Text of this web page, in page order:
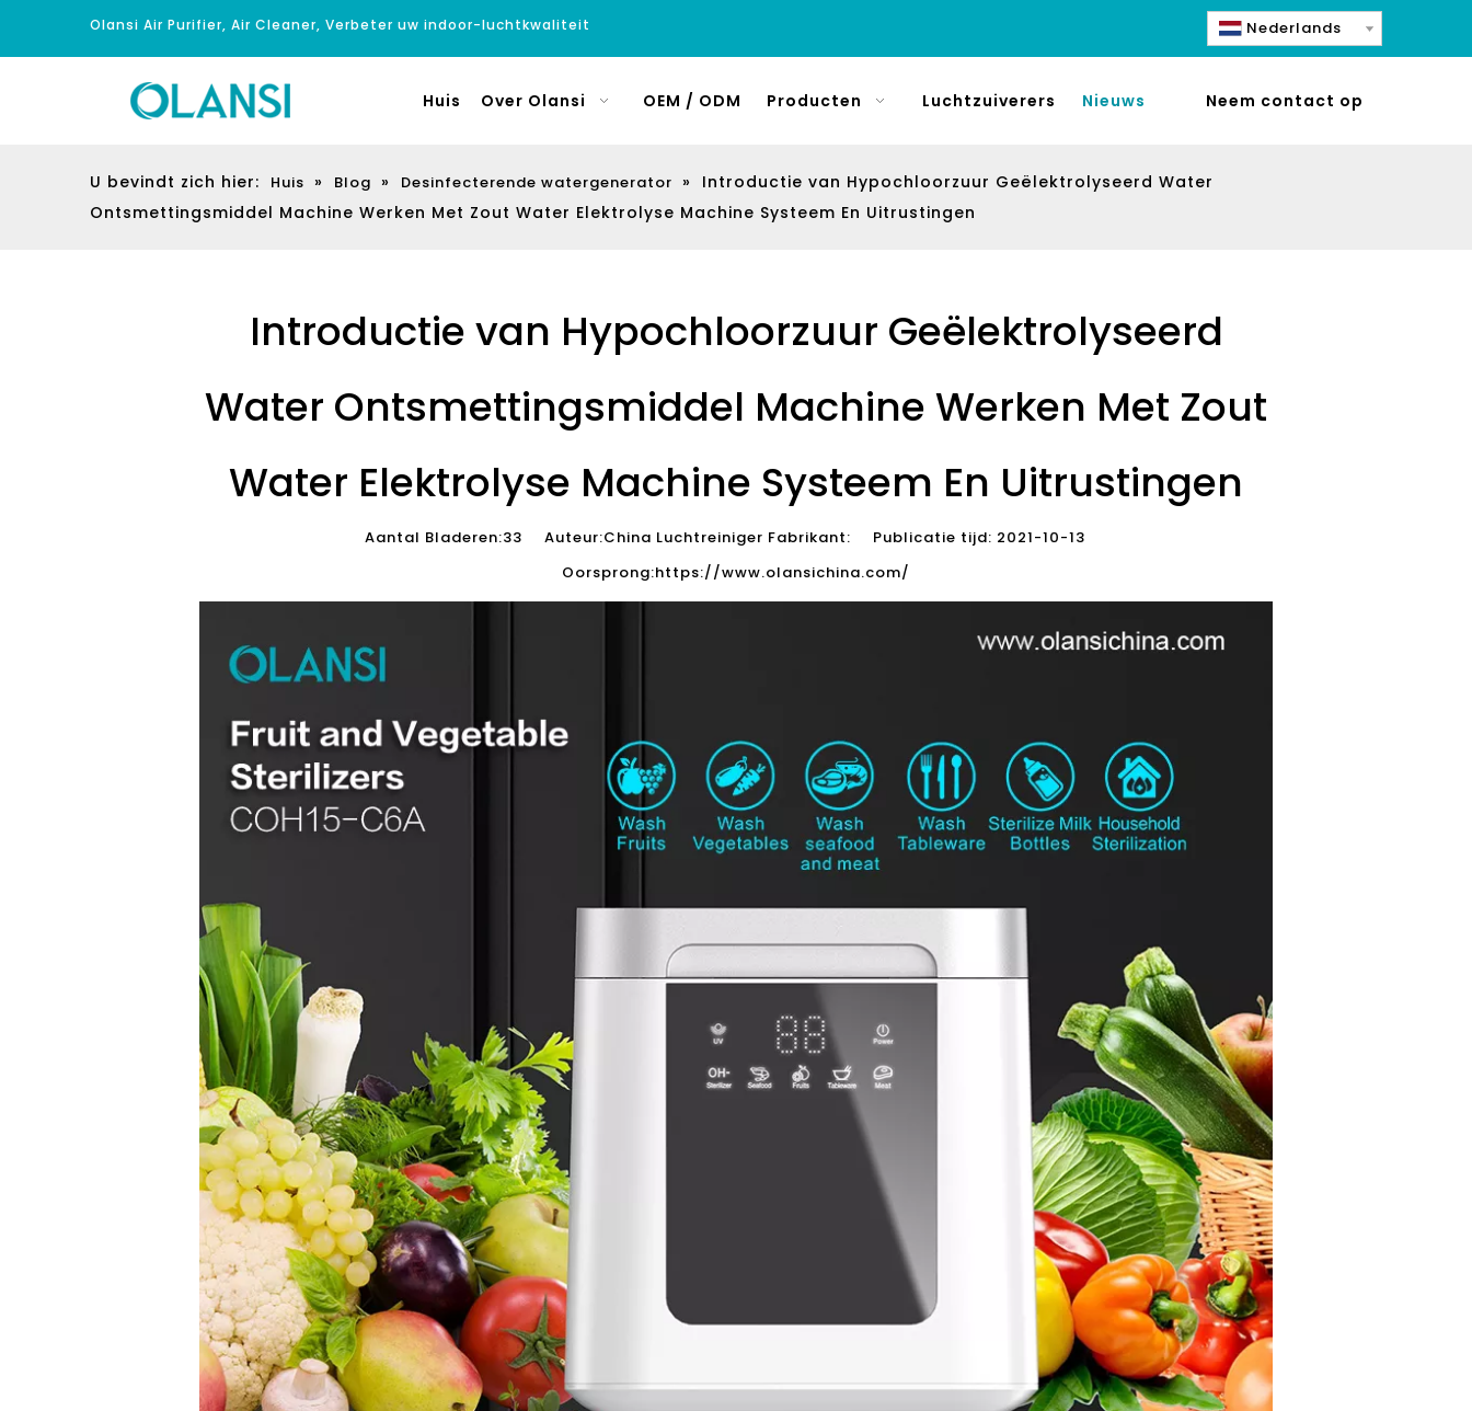
Olansi Air Purifier, Air Cleaner, Verbeter uw indoor-luchtkwaliteit Nederlands
Huis Over Olansi OEM / ODM Producten Luchtzuiverers Nieuws Neem contact op
U bevindt zich hier: Huis » Blog » Desinfecterende watergenerator »
Introductie van Hypochloorzuur Geëlektrolyseerd Water
Ontsmettingsmiddel Machine Werken Met Zout Water Elektrolyse Machine Systeem En Uitrustingen
Introductie van Hypochloorzuur Geëlektrolyseerd
Water Ontsmettingsmiddel Machine Werken Met Zout
Water Elektrolyse Machine Systeem En Uitrustingen
Aantal Bladeren:33 Auteur:China Luchtreiniger Fabrikant: Publicatie tijd: 2021-10-13
Oorsprong:https://www.olansichina.com/